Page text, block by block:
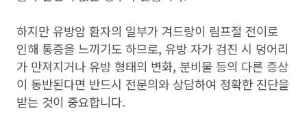
하지만 유방암 환자의 일부가 겨드랑이 림프절 전이로
인해 통증을 느끼기도 하므로, 유방 자가 검진 시 덩어리
가 만져지거나 유방 형태의 변화, 분비물 등의 다른 증상
이 동반된다면 반드시 전문의와 상담하여 정확한 진단을
받는 것이 중요합니다.